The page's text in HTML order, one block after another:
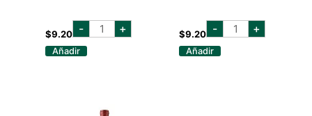
$9.20 - CASILLERO
MALBEC
+
Añadir
$9.20 - CASILLERO
SAUVIGNON
+
Añadir